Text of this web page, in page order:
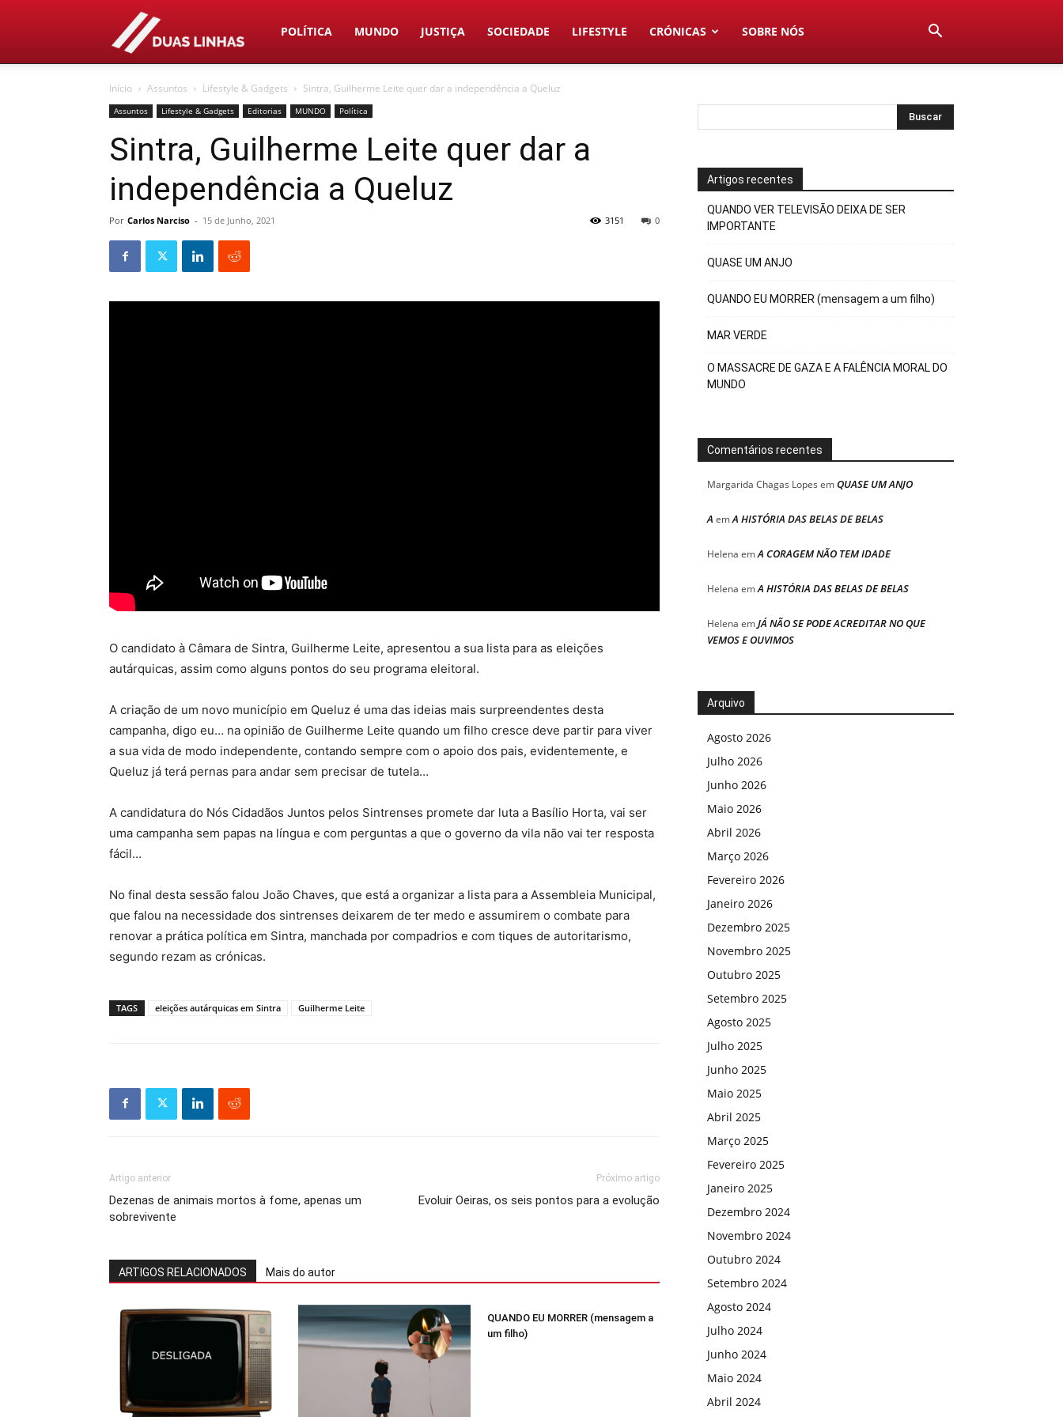
Duas
Linhas
POLÍTICA MUNDO JUSTIÇA SOCIEDADE LIFESTYLE CRÓNICAS SOBRE NÓS
Início Assuntos Lifestyle & Gadgets Sintra, Guilherme Leite quer dar a independência a Queluz
Assuntos Lifestyle & Gadgets Editorias MUNDO Política
Sintra, Guilherme Leite quer dar a
independência a Queluz
Por Carlos Narciso - 15 de Junho, 2021 0
3151
O candidato à Câmara de Sintra, Guilherme Leite, apresentou a sua lista para as eleições
autárquicas, assim como alguns pontos do seu programa eleitoral.
A criação de um novo município em Queluz é uma das ideias mais surpreendentes desta
campanha, digo eu… na opinião de Guilherme Leite quando um filho cresce deve partir para viver
a sua vida de modo independente, contando sempre com o apoio dos pais, evidentemente, e
Queluz já terá pernas para andar sem precisar de tutela…
A candidatura do Nós Cidadãos Juntos pelos Sintrenses promete dar luta a Basílio Horta, vai ser
uma campanha sem papas na língua e com perguntas a que o governo da vila não vai ter resposta
fácil…
No final desta sessão falou João Chaves, que está a organizar a lista para a Assembleia Municipal,
que falou na necessidade dos sintrenses deixarem de ter medo e assumirem o combate para
renovar a prática política em Sintra, manchada por compadrios e com tiques de autoritarismo,
segundo rezam as crónicas.
TAGS eleições autárquicas em Sintra Guilherme Leite
Artigo anterior
Dezenas de animais mortos à fome, apenas um
sobrevivente
Próximo artigo
Evoluir Oeiras, os seis pontos para a evolução
ARTIGOS RELACIONADOS Mais do autor
QUANDO EU MORRER (mensagem a
um filho)
Artigos recentes
QUANDO VER TELEVISÃO DEIXA DE SER
IMPORTANTE
QUASE UM ANJO
QUANDO EU MORRER (mensagem a um filho)
MAR VERDE
O MASSACRE DE GAZA E A FALÊNCIA MORAL DO
MUNDO
Comentários recentes
Margarida Chagas Lopes emQUASE UM ANJO
A emA HISTÓRIA DAS BELAS DE BELAS
Helena emA CORAGEM NÃO TEM IDADE
Helena emA HISTÓRIA DAS BELAS DE BELAS
Helena emJÁ NÃO SE PODE ACREDITAR NO QUE
VEMOS E OUVIMOS
Arquivo
Agosto 2026
Julho 2026
Junho 2026
Maio 2026
Abril 2026
Março 2026
Fevereiro 2026
Janeiro 2026
Dezembro 2025
Novembro 2025
Outubro 2025
Setembro 2025
Agosto 2025
Julho 2025
Junho 2025
Maio 2025
Abril 2025
Março 2025
Fevereiro 2025
Janeiro 2025
Dezembro 2024
Novembro 2024
Outubro 2024
Setembro 2024
Agosto 2024
Julho 2024
Junho 2024
Maio 2024
Abril 2024